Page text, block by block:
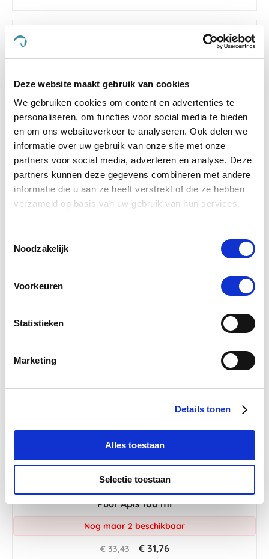
Deze website maakt gebruik van cookies
We gebruiken cookies om content en advertenties te
personaliseren, om functies voor social media te bieden
en om ons websiteverkeer te analyseren. Ook delen we
informatie over uw gebruik van onze site met onze
partners voor social media, adverteren en analyse. Deze
partners kunnen deze gegevens combineren met andere
informatie die u aan ze heeft verstrekt of die ze hebben
verzameld op basis van uw gebruik van hun services.
Noodzakelijk
Voorkeuren
Statistieken
Marketing
Details tonen
Alles toestaan
Selectie toestaan
-5 %
4.3
star
3 Beoordelingen
-5 %
4.3
star
rating
29 Beoordelingen
Puur Apis 100 ml
Nog maar 2 beschikbaar
€ 33,43 € 31,76